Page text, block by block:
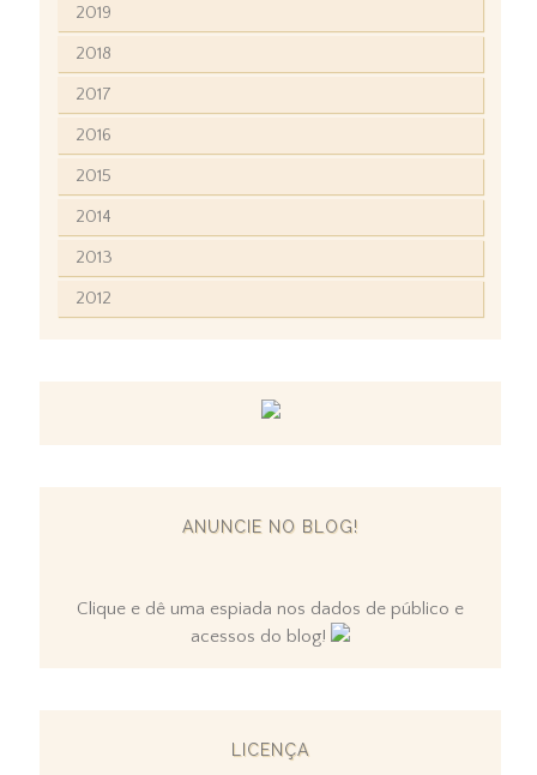
2019
2018
2017
2016
2015
2014
2013
2012
ANUNCIE NO BLOG!
Clique e dê uma espiada nos dados de público e
acessos do blog!
LICENÇA